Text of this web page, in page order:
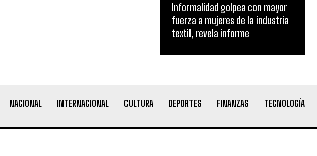
Informalidad golpea con mayor
fuerza a mujeres de la industria
textil, revela informe
NACIONAL INTERNACIONAL CULTURA DEPORTES FINANZAS TECNOLOGÍA